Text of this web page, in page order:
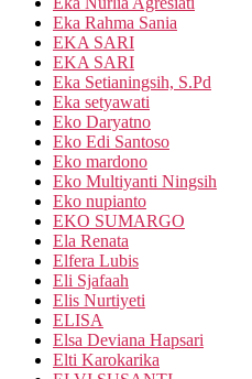
Eka Rahma Sania
EKA SARI
EKA SARI
Eka Setianingsih, S.Pd
Eka setyawati
Eko Daryatno
Eko Edi Santoso
Eko mardono
Eko Multiyanti Ningsih
Eko nupianto
EKO SUMARGO
Ela Renata
Elfera Lubis
Eli Sjafaah
Elis Nurtiyeti
ELISA
Elsa Deviana Hapsari
Elti Karokarika